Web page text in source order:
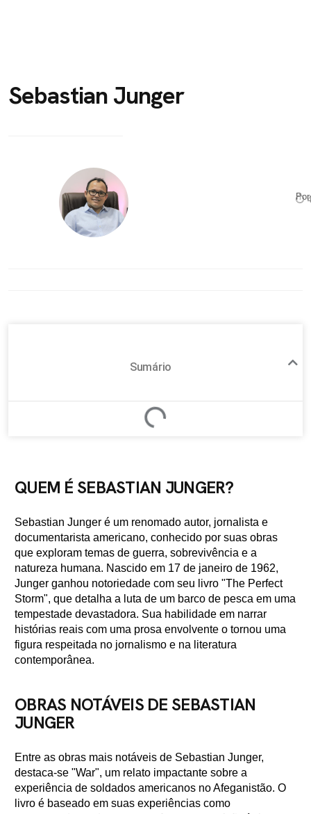
Sebastian Junger
⏱
Sumário
QUEM É SEBASTIAN JUNGER?
Sebastian Junger é um renomado autor, jornalista e
documentarista americano, conhecido por suas obras
que exploram temas de guerra, sobrevivência e a
natureza humana. Nascido em 17 de janeiro de 1962,
Junger ganhou notoriedade com seu livro "The Perfect
Storm", que detalha a luta de um barco de pesca em uma
tempestade devastadora. Sua habilidade em narrar
histórias reais com uma prosa envolvente o tornou uma
figura respeitada no jornalismo e na literatura
contemporânea.
OBRAS NOTÁVEIS DE SEBASTIAN
JUNGER
Entre as obras mais notáveis de Sebastian Junger,
destaca-se "War", um relato impactante sobre a
experiência de soldados americanos no Afeganistão. O
livro é baseado em suas experiências como